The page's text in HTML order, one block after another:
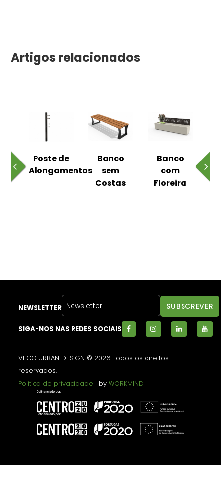
Artigos relacionados
Poste de
Alongamentos
Banco
sem
Costas
Banco
com
Floreira
NEWSLETTER
SIGA-NOS NAS REDES SOCIAIS
VECO URBAN DESIGN © 2026 Todos os direitos
reservados.
Política de privacidade | byWORKMIND